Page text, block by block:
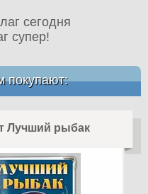
сегодня
супер!
покупают:
Лучший рыбак